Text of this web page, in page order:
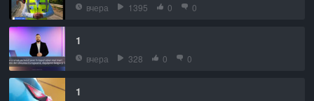
вчера 1395 0 0
1
вчера 328 0 0
1